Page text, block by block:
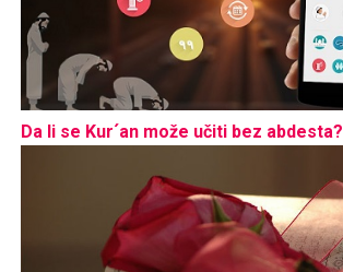
Da li se Kur´an može učiti bez abdesta?